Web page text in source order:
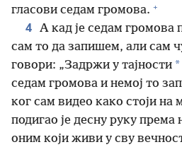
гласови седам громова. +
4 А кад је седам громова
сам то да запишем, али сам
говори: „Задржи у тајности *
седам громова и немој то
ког сам видео како стоји на
подигао је десну руку према
оним који живи у сву